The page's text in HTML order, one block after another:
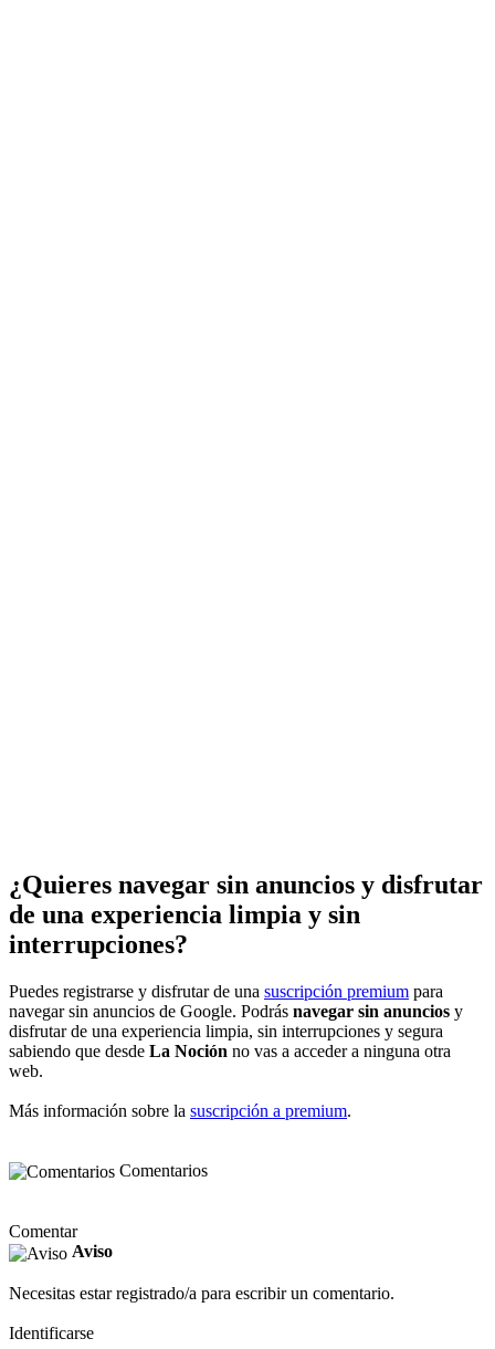
¿Quieres navegar sin anuncios y disfrutar
de una experiencia limpia y sin
interrupciones?
Puedes registrarse y disfrutar de una suscripción premium para
navegar sin anuncios de Google. Podrás navegar sin anuncios y
disfrutar de una experiencia limpia, sin interrupciones y segura
sabiendo que desde La Noción no vas a acceder a ninguna otra
web.
Más información sobre la suscripción a premium.
Comentarios
Comentar
Aviso
Necesitas estar registrado/a para escribir un comentario.
Identificarse